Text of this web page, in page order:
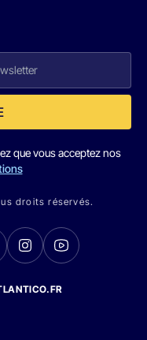
que vous acceptez nos
droits réservés.